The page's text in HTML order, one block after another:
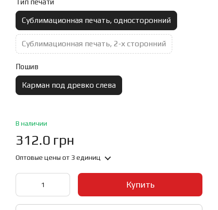
Тип печати
Сублимационная печать, односторонний
Сублимационная печать, 2-х сторонний
Пошив
Карман под древко слева
В наличии
312.0 грн
Оптовые цены от 3 единиц
Купить